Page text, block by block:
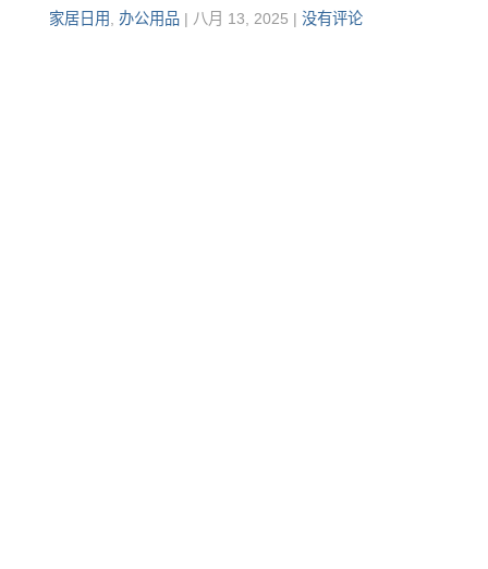
家居日用, 办公用品| 八月 13, 2025 | 没有评论